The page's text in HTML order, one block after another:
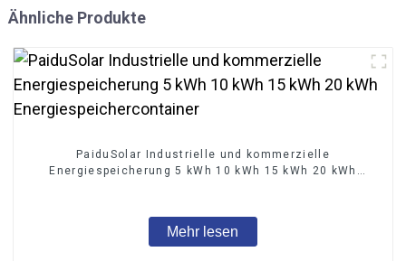
Ähnliche Produkte
PaiduSolar Industrielle und kommerzielle
Energiespeicherung 5 kWh 10 kWh 15 kWh 20 kWh
Mehr lesen